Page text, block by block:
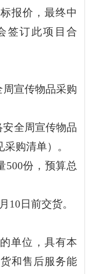
报价 ， 最终中
签订此项目合
周宣传物品采购
安全周宣传物品
采购清单）。
500份，预算总
月 10 日前交货。
单位，具有本
和售后服务能